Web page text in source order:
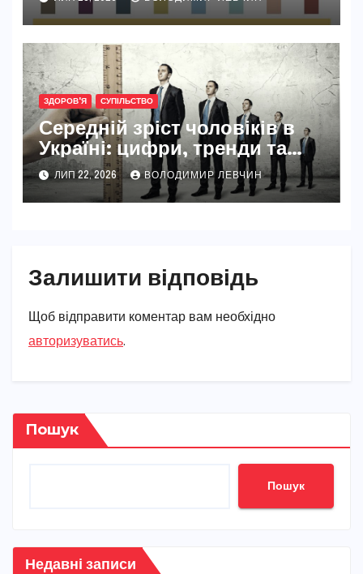
ЗДОРОВ'Я СУПІЛЬСТВО
Середній зріст чоловіків в
Україні: цифри, тренди та
реальність 2026
ЛИП 22, 2026 ВОЛОДИМИР ЛЕВЧИН
Залишити відповідь
Щоб відправити коментар вам необхідно
авторизуватись.
Пошук
Пошук
Недавні записи